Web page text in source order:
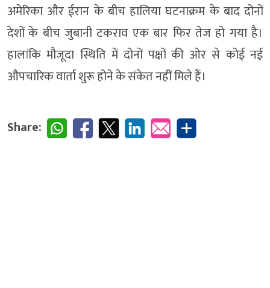
अमेरिका और ईरान के बीच हालिया घटनाक्रम के बाद दोनों
देशों के बीच जुबानी टकराव एक बार फिर तेज हो गया है।
हालांकि मौजूदा स्थिति में दोनों पक्षों की ओर से कोई नई
औपचारिक वार्ता शुरू होने के संकेत नहीं मिले हैं।
Share: